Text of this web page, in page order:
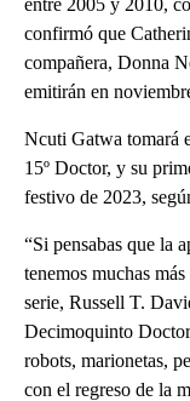
confirmó que
compañera, Donna
emitirán en
Ncuti Gatwa tomará
15º Doctor, y su
festivo de 2023,
“Si pensabas que la
tenemos muchas
serie, Russell T.
Decimoquinto
robots, marionetas,
con el regreso de la